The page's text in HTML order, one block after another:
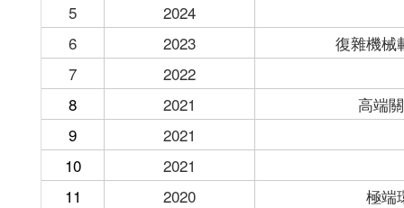
5
2024
6
2023
復雜機械
7
2022
8
2021
高端
9
2021
10
2021
11
2020
極端